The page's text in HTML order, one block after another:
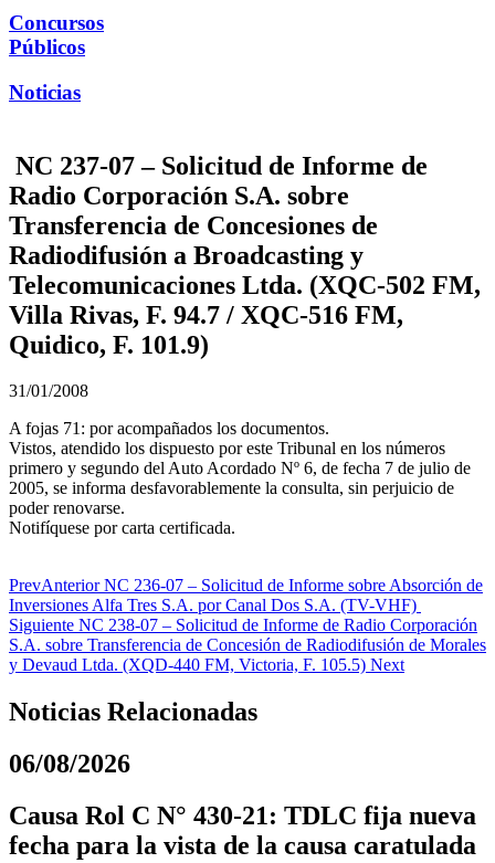
Concursos
Públicos
Noticias
NC 237-07 – Solicitud de Informe de
Radio Corporación S.A. sobre
Transferencia de Concesiones de
Radiodifusión a Broadcasting y
Telecomunicaciones Ltda. (XQC-502 FM,
Villa Rivas, F. 94.7 / XQC-516 FM,
Quidico, F. 101.9)
31/01/2008
A fojas 71: por acompañados los documentos.
Vistos, atendido los dispuesto por este Tribunal en los números
primero y segundo del Auto Acordado Nº 6, de fecha 7 de julio de
2005, se informa desfavorablemente la consulta, sin perjuicio de
poder renovarse.
Notifíquese por carta certificada.
PrevAnteriorNC 236-07 – Solicitud de Informe sobre Absorción de
Inversiones Alfa Tres S.A. por Canal Dos S.A. (TV-VHF)
Siguiente NC 238-07 – Solicitud de Informe de Radio Corporación
S.A. sobre Transferencia de Concesión de Radiodifusión de Morales
y Devaud Ltda. (XQD-440 FM, Victoria, F. 105.5) Next
Noticias Relacionadas
06/08/2026
Causa Rol C N° 430-21: TDLC fija nueva
fecha para la vista de la causa caratulada